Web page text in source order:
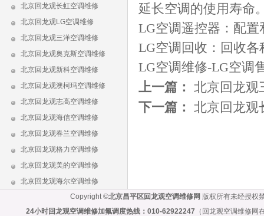
北京回龙观长虹空调维修
北京回龙观LG空调维修
北京回龙观三洋空调维修
北京回龙观奥克斯空调维修
北京回龙观新科空调维修
北京回龙观澳柯玛空调维修
北京回龙观志高空调维修
北京回龙观海信空调维修
北京回龙观春兰空调维修
北京回龙观格力空调维修
北京回龙观美的空调维修
北京回龙观海尔空调维修
延长空调的使用寿命
LG空调遥控器：配
LG空调回收：回收
LG空调维修-LG空调
上一篇：
北京回龙观
下一篇：
北京回龙观
Copyright ©北京昌平区回龙观空调维修网 版权所有未经授权
24小时回龙观空调维修加氟调度热线：010-62922247 （回龙观空调维修